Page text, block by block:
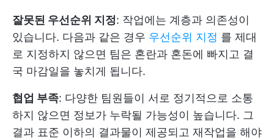
잘못된 우선순위 지정: 작업에는 계층과 의존성이
있습니다. 다음과 같은 경우 우선순위 지정 를 제대
로 지정하지 않으면 팀은 혼란과 혼돈에 빠지고 결
국 마감일을 놓치게 됩니다.
협업 부족: 다양한 팀원들이 서로 정기적으로 소통
하지 않으면 정보가 누락될 가능성이 높습니다. 그
결과 표준 이하의 결과물이 제공되고 재작업을 해야